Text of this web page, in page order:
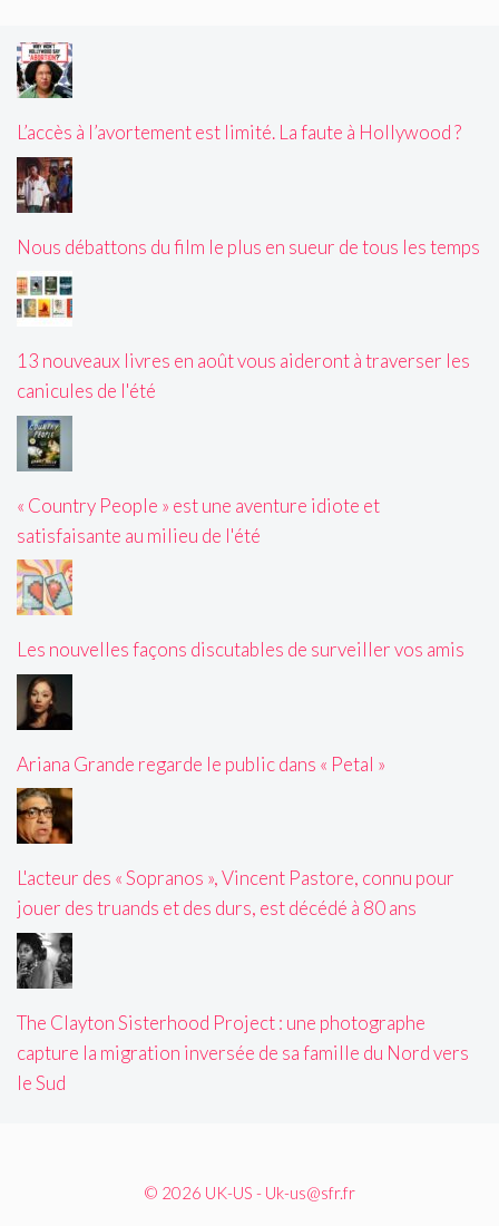
L’accès à l’avortement est limité. La faute à Hollywood ?
Nous débattons du film le plus en sueur de tous les temps
13 nouveaux livres en août vous aideront à traverser les
canicules de l'été
« Country People » est une aventure idiote et
satisfaisante au milieu de l'été
Les nouvelles façons discutables de surveiller vos amis
Ariana Grande regarde le public dans « Petal »
L'acteur des « Sopranos », Vincent Pastore, connu pour
jouer des truands et des durs, est décédé à 80 ans
The Clayton Sisterhood Project : une photographe
capture la migration inversée de sa famille du Nord vers
le Sud
© 2026 UK-US - Uk-us@sfr.fr